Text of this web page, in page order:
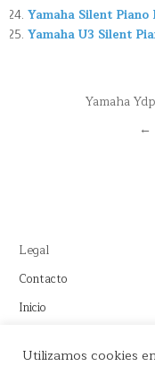
Yamaha Silent Piano
Yamaha U3 Silent
Navegación
Yamaha
←
Legal
Contacto
Inicio
Este sitio recomienda
Utilizamos cookies